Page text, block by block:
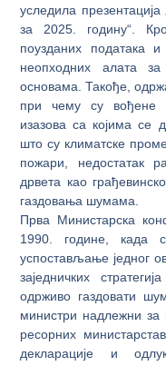
уследила
за 2025. годину“.
поузданих података
неопходних алата
основама. Такође,
при чему су вођене
изазова са којима се
што су климатске
пожари, недостатак
дрвета као
газдовања шумама.
Прва Министарска
1990. године, када
успостављање једног
заједничких
одрживо газдовати
министри надлежни за
ресорних
декларације и